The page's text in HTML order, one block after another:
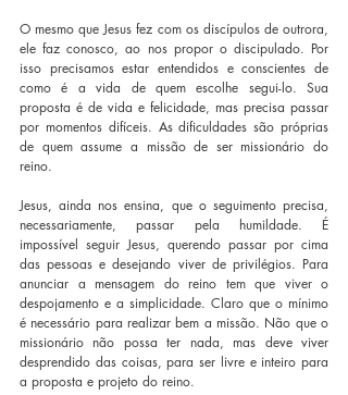
O mesmo que Jesus fez com os discípulos de outrora,
ele faz conosco, ao nos propor o discipulado. Por
isso precisamos estar entendidos e conscientes de
como é a vida de quem escolhe segui-lo. Sua
proposta é de vida e felicidade, mas precisa passar
por momentos difíceis. As dificuldades são próprias
de quem assume a missão de ser missionário do
reino.
Jesus, ainda nos ensina, que o seguimento precisa,
necessariamente, passar pela humildade. É
impossível seguir Jesus, querendo passar por cima
das pessoas e desejando viver de privilégios. Para
anunciar a mensagem do reino tem que viver o
despojamento e a simplicidade. Claro que o mínimo
é necessário para realizar bem a missão. Não que o
missionário não possa ter nada, mas deve viver
desprendido das coisas, para ser livre e inteiro para
a proposta e projeto do reino.